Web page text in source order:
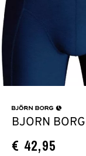
BJORN
€ 42,95